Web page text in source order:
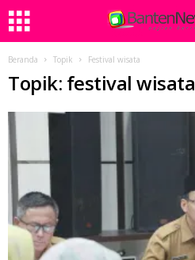
Beranda Topik Festival wisata
Topik: festival wisata